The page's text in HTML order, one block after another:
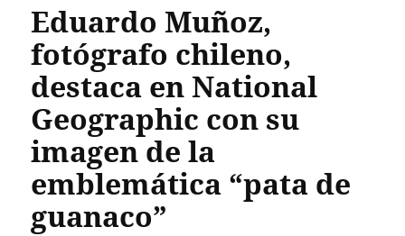
Eduardo Muñoz,
fotógrafo chileno,
destaca en National
Geographic con su
imagen de la
emblemática “pata de
guanaco”